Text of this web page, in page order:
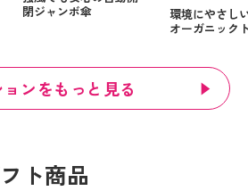
閉ジャンボ傘
環境にやさし
オーガニック
ンをもっと見る
ト商品